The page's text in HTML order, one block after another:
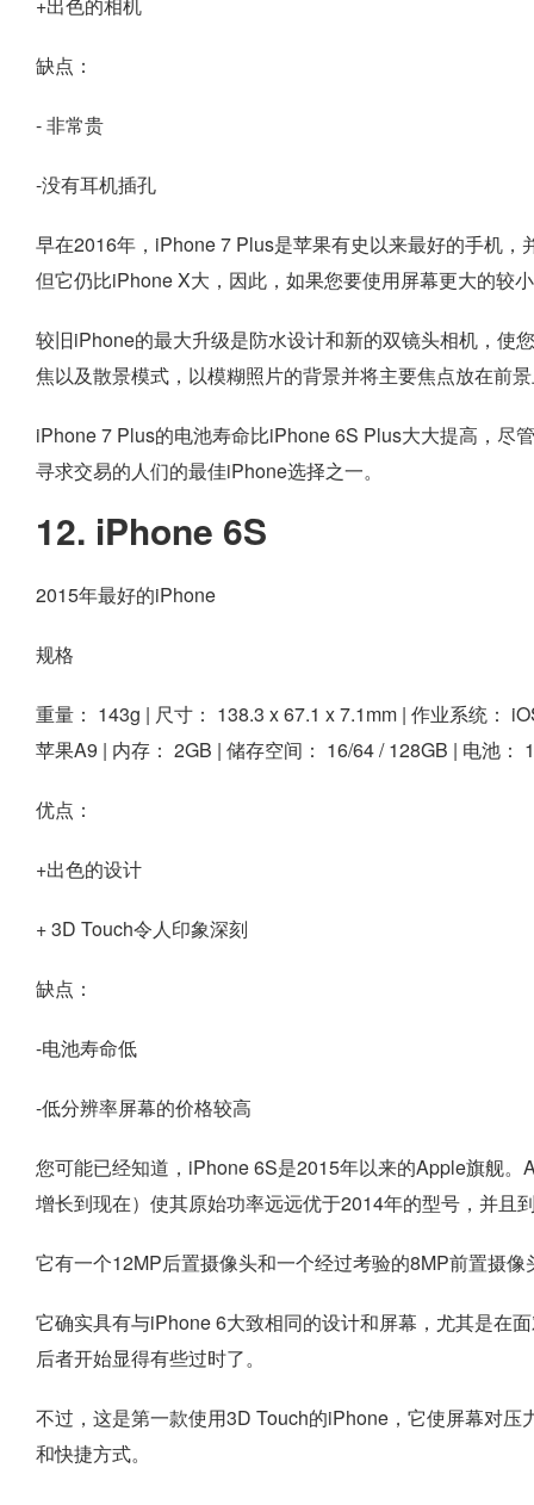
缺点：
- 非常贵
-没有耳机插孔
早在2016年，iPhone 7 Plus是苹果有史以来最好的手机
但它仍比iPhone X大，因此，如果您要使用屏幕更大的较
较旧iPhone的最大升级是防水设计和新的双镜头相机，使
焦以及散景模式，以模糊照片的背景并将主要焦点放在前
iPhone 7 Plus的电池寿命比iPhone 6S Plus大大提高，尽
寻求交易的人们的最佳iPhone选择之一。
12. iPhone 6S
2015年最好的iPhone
规格
重量： 143g | 尺寸： 138.3 x 67.1 x 7.1mm | 作业系统：
苹果A9 | 内存： 2GB | 储存空间： 16/64 / 128GB | 电池：
优点：
+出色的设计
+ 3D Touch令人印象深刻
缺点：
-电池寿命低
-低分辨率屏幕的价格较高
您可能已经知道，iPhone 6S是2015年以来的Apple旗舰
增长到现在）使其原始功率远远优于2014年的型号，并且
它有一个12MP后置摄像头和一个经过考验的8MP前置摄
它确实具有与iPhone 6大致相同的设计和屏幕，尤其是在
后者开始显得有些过时了。
不过，这是第一款使用3D Touch的iPhone，它使屏幕对
和快捷方式。